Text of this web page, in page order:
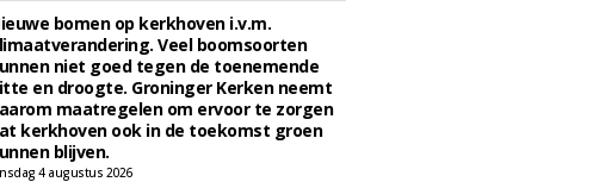
bomen op kerkhoven i.v.m.
Veel boomsoorten
niet goed tegen de toenemende
en droogte. Groninger Kerken neemt
maatregelen om ervoor te zorgen
kerkhoven ook in de toekomst groen
blijven.
4 augustus 2026